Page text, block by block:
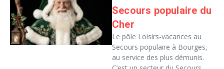
Secours populaire du
Cher
Le pôle Loisirs-vacances au
Secours populaire à Bourges,
au service des plus démunis.